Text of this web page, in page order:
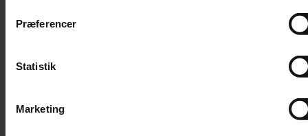
Præferencer
Statistik
Marketing